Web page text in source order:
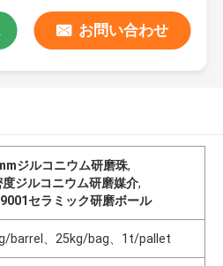
お問い合わせ
ジルコニウム研磨珠,
度ジルコニウム研磨媒介,
セラミック研磨ボール
barrel、25kg/bag、1t/pallet